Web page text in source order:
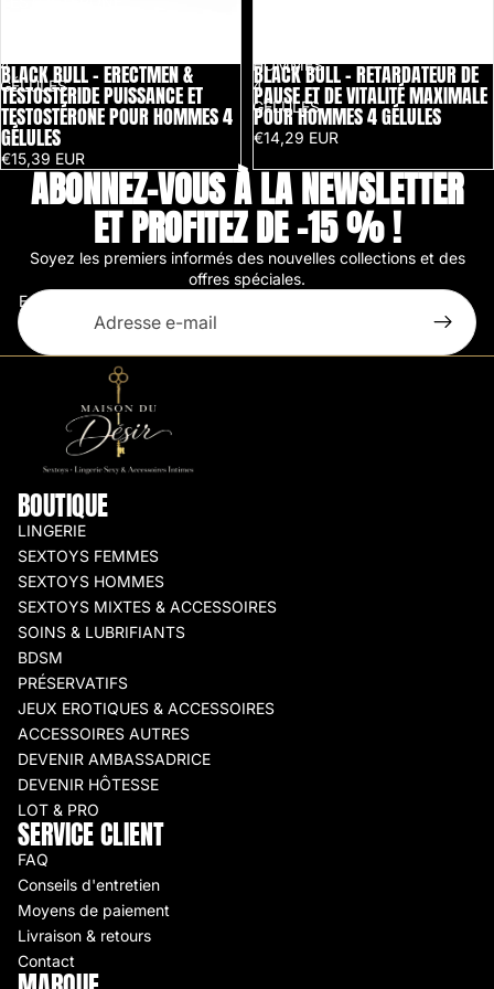
4
GÉLULES
Épuisé
BLACK BULL - ERECTMEN &
TESTOSTERIDE PUISSANCE ET
TESTOSTÉRONE POUR HOMMES 4
GÉLULES
€15,39 EUR
HOMMES
4
GÉLULES
Épuisé
BLACK BULL - RETARDATEUR DE
PAUSE ET DE VITALITÉ MAXIMALE
POUR HOMMES 4 GÉLULES
€14,29 EUR
ABONNEZ-VOUS À LA NEWSLETTER
ET PROFITEZ DE -15 % !
Soyez les premiers informés des nouvelles collections et des
offres spéciales.
E-mail
BOUTIQUE
LINGERIE
SEXTOYS FEMMES
SEXTOYS HOMMES
SEXTOYS MIXTES & ACCESSOIRES
SOINS & LUBRIFIANTS
BDSM
PRÉSERVATIFS
JEUX EROTIQUES & ACCESSOIRES
ACCESSOIRES AUTRES
DEVENIR AMBASSADRICE
DEVENIR HÔTESSE
LOT & PRO
SERVICE CLIENT
FAQ
Conseils d'entretien
Moyens de paiement
Livraison & retours
Contact